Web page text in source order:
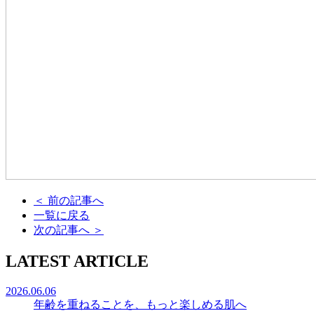
＜ 前の記事へ
一覧に戻る
次の記事へ ＞
LATEST ARTICLE
2026.06.06
年齢を重ねることを、もっと楽しめる肌へ